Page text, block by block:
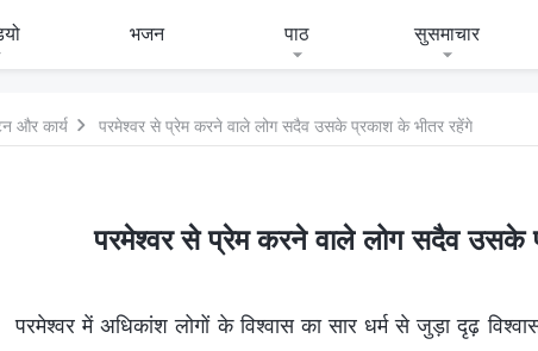
भजन पाठ सुसमाचार
और कार्य परमेश्वर से प्रेम करने वाले लोग सदैव उसके प्रकाश के भीतर रहेंगे
परमेश्वर से प्रेम करने वाले लोग सदैव उसके
परमेश्वर में अधिकांश लोगों के विश्वास का सार धर्म से जुड़ा दृढ़